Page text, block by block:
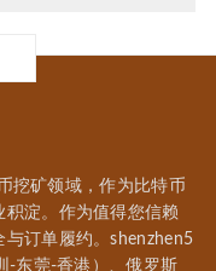
挖矿领域，作为比特币
淀。作为值得您信赖
订单履约。shenzhen5
-东莞-香港）、俄罗斯